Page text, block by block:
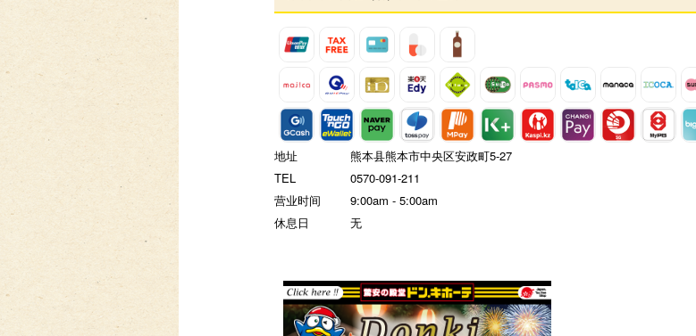
地址
熊本县熊本市中央区安政町5-27
TEL
0570-091-211
营业时间
9:00am - 5:00am
休息日
无